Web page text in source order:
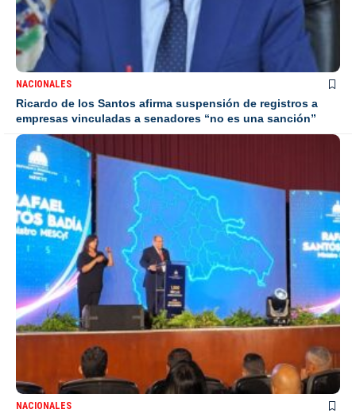
NACIONALES
Ricardo de los Santos afirma suspensión de registros a
empresas vinculadas a senadores “no es una sanción”
NACIONALES